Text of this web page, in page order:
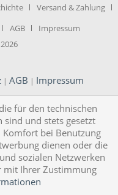
Versand & Zahlung
AGB
Impressum
| AGB | Impressum
für den technischen
und stets gesetzt
Komfort bei Benutzung
dienen oder die
sozialen Netzwerken
mit Ihrer Zustimmung